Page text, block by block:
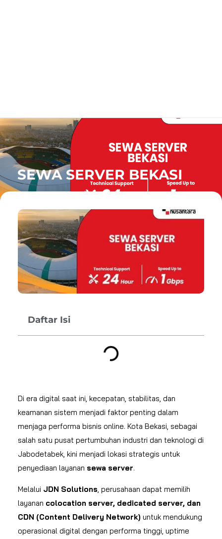
SEWA SERVER BEKASI
Daftar Isi
Di era digital saat ini, kecepatan, stabilitas, dan
keamanan sistem menjadi faktor penting dalam
menjaga performa bisnis online. Kota Bekasi, sebagai
salah satu pusat pertumbuhan industri dan teknologi di
Jabodetabek, kini menjadi lokasi strategis untuk
penyediaan layanan sewa server.
Melalui JDN Solutions , perusahaan dapat memilih
layanan colocation server, dedicated server, dan
CDN (Content Delivery Network) untuk mendukung
operasional digital dengan performa tinggi, uptime